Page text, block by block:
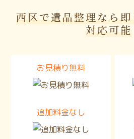
西区で遺品整理なら
対応可能
お見積り無料
追加料金なし